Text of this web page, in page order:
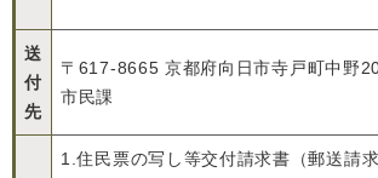
送
付
先
〒617-8665 京都府向日市寺戸町中野
市民課
1.住民票の写し等交付請求書（郵送請求